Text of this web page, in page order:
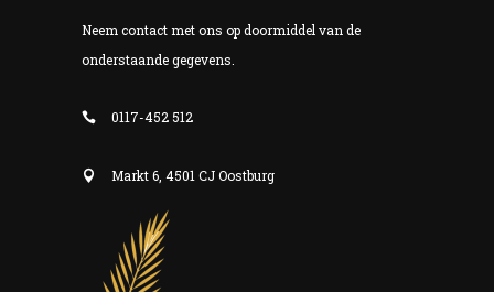
Neem contact met ons op doormiddel van de
onderstaande gegevens.
0117-452 512
Markt 6, 4501 CJ Oostburg